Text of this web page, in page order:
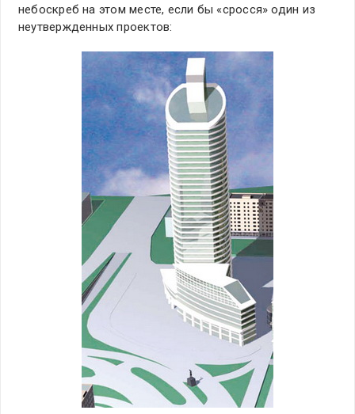
небоскреб на этом месте, если бы «сросся» один из
неутвержденных проектов: